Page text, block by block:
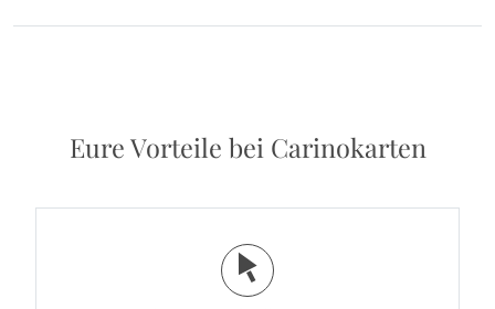
Eure Vorteile bei Carinokarten
j